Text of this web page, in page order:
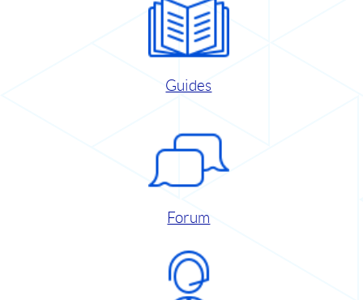
Guides
Forum